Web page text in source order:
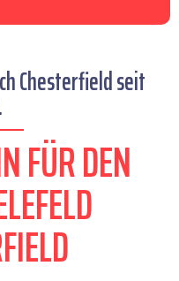
Chesterfield seit
FÜR DEN